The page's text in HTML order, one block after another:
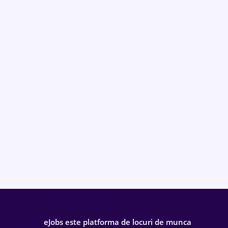
eJobs este platforma de locuri de munca